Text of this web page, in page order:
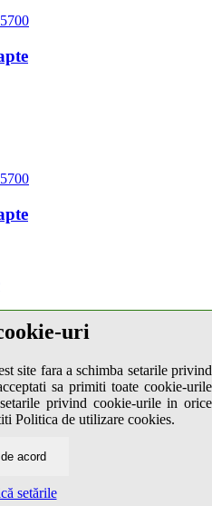
uri
site fara a schimba setarile privind
sa primiti toate cookie-urile
privind cookie-urile in orice
Politica de utilizare cookies.
acord
setările
despre unitati de cazare din
rezervari online.